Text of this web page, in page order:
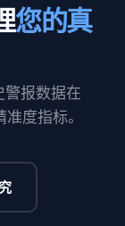
您的真
报数据在
度指标。